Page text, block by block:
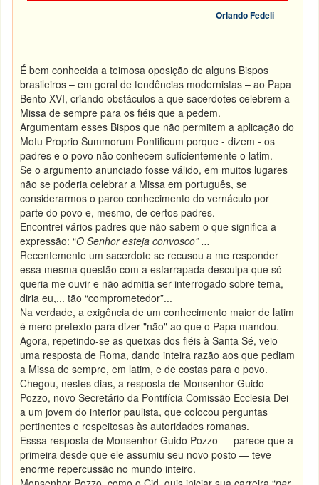
Orlando Fedeli
É bem conhecida a teimosa oposição de alguns Bispos
brasileiros – em geral de tendências modernistas – ao Papa
Bento XVI, criando obstáculos a que sacerdotes celebrem a
Missa de sempre para os fiéis que a pedem.
Argumentam esses Bispos que não permitem a aplicação do
Motu Proprio Summorum Pontificum porque - dizem - os
padres e o povo não conhecem suficientemente o latim.
Se o argumento anunciado fosse válido, em muitos lugares
não se poderia celebrar a Missa em português, se
considerarmos o parco conhecimento do vernáculo por
parte do povo e, mesmo, de certos padres.
Encontrei vários padres que não sabem o que significa a
expressão: “O Senhor esteja convosco” ...
Recentemente um sacerdote se recusou a me responder
essa mesma questão com a esfarrapada desculpa que só
queria me ouvir e não admitia ser interrogado sobre tema,
diria eu,... tão “comprometedor”...
Na verdade, a exigência de um conhecimento maior de latim
é mero pretexto para dizer "não" ao que o Papa mandou.
Agora, repetindo-se as queixas dos fiéis à Santa Sé, veio
uma resposta de Roma, dando inteira razão aos que pediam
a Missa de sempre, em latim, e de costas para o povo.
Chegou, nestes dias, a resposta de Monsenhor Guido
Pozzo, novo Secretário da Pontifícia Comissão Ecclesia Dei
a um jovem do interior paulista, que colocou perguntas
pertinentes e respeitosas às autoridades romanas.
Esssa resposta de Monsenhor Guido Pozzo — parece que a
primeira desde que ele assumiu seu novo posto — teve
enorme repercussão no mundo inteiro.